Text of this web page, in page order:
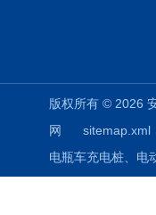
版权所有 © 2026
网
sitemap.xml
电瓶车充电桩、电